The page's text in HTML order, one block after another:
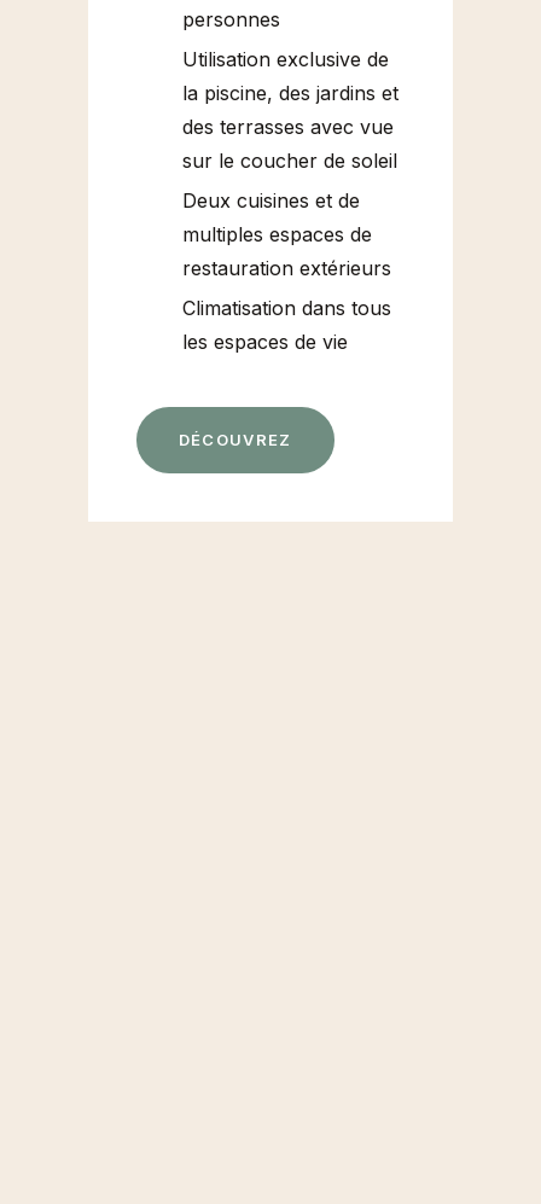
personnes
Utilisation exclusive de
la piscine, des jardins et
des terrasses avec vue
sur le coucher de soleil
Deux cuisines et de
multiples espaces de
restauration extérieurs
Climatisation dans tous
les espaces de vie
DÉC OUVREZ